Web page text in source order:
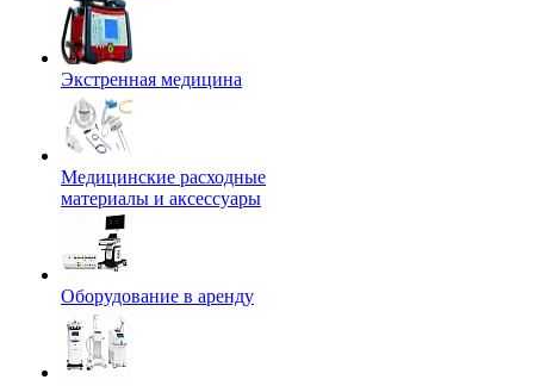
Экстренная медицина
Медицинские расходные
материалы и аксессуары
Оборудование в аренду